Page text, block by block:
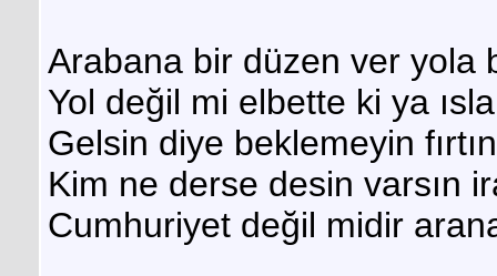
Arabana bir düzen ver yola
Yol değil mi elbette ki ya
Gelsin diye beklemeyin
Kim ne derse desin varsın
Cumhuriyet değil midir